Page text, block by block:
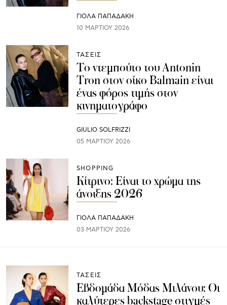
ΓΙΌΛΑ ΠΑΠΑΔΆΚΗ
10 ΜΑΡΤΊΟΥ 2026
ΤΑΣΕΙΣ
Το ντεμπούτο του Antonin
Tron στον οίκο Balmain είναι
ένας φόρος τιμής στον
κινηματογράφο
GIULIO SOLFRIZZI
05 ΜΑΡΤΊΟΥ 2026
SHOPPING
Κίτρινο: Είναι το χρώμα της
άνοιξης 2026
ΓΙΌΛΑ ΠΑΠΑΔΆΚΗ
03 ΜΑΡΤΊΟΥ 2026
ΤΑΣΕΙΣ
Εβδομάδα Μόδας Μιλάνου: Οι
καλύτερες backstage στιγμές